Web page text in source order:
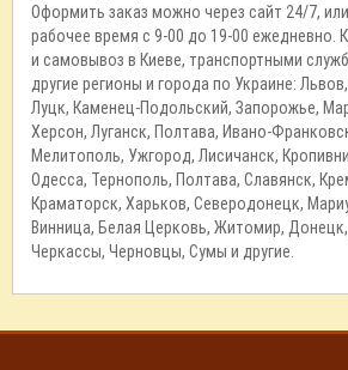
Оформить заказ можно через сайт 24/7,
рабочее время с 9-00 до 19-00 ежедневно.
и самовывоз в Киеве, транспортными
другие регионы и города по Украине:
Луцк, Каменец-Подольский, Запорожье,
Херсон, Луганск, Полтава, Ивано-
Мелитополь, Ужгород, Лисичанск,
Одесса, Тернополь, Полтава, Славянск,
Краматорск, Харьков, Северодонецк,
Винница, Белая Церковь, Житомир,
Черкассы, Черновцы, Сумы и другие.